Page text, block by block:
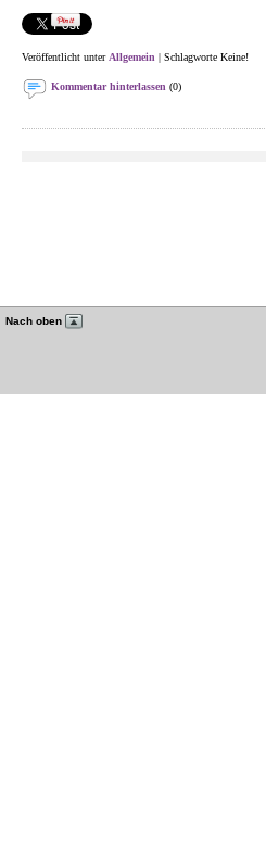
Veröffentlicht unter Allgemein | Schlagworte Keine!
Kommentar hinterlassen (0)
Nach oben